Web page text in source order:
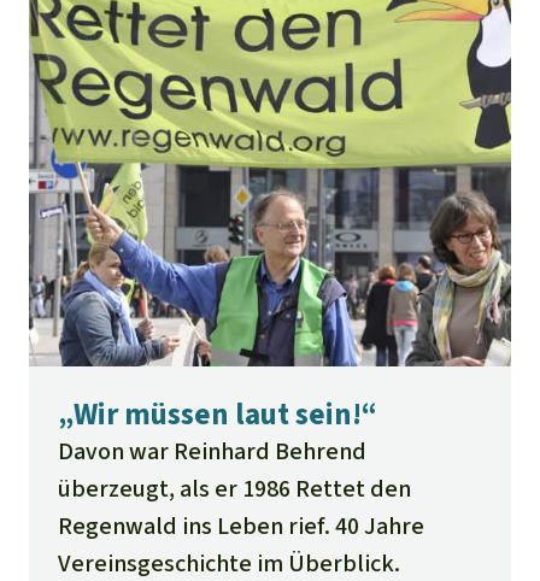
„Wir müssen laut sein!“
Davon war Reinhard Behrend
überzeugt, als er 1986 Rettet den
Regenwald ins Leben rief. 40 Jahre
Vereinsgeschichte im Überblick.